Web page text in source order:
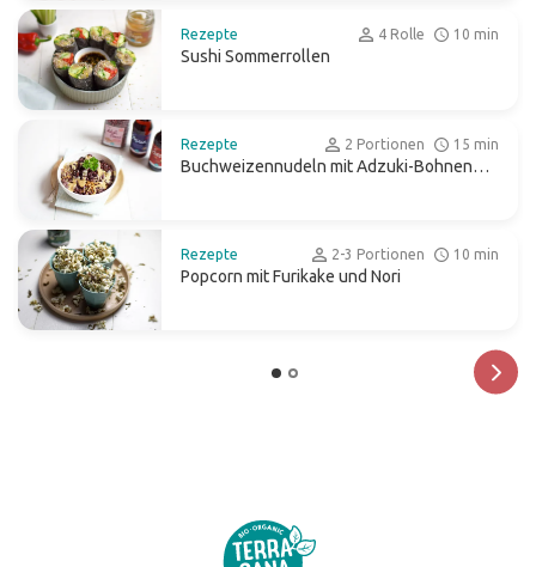
Rezepte 4 Rolle 10 min
Sushi Sommerrollen
Rezepte 2 Portionen 15 min
Buchweizennudeln mit Adzuki-Bohnen
Rezepte 2-3 Portionen 10 min
Popcorn mit Furikake und Nori